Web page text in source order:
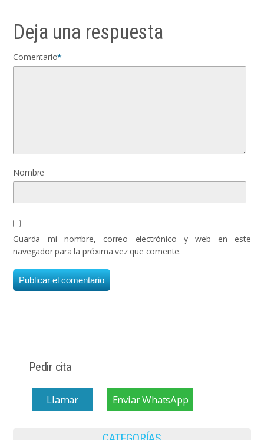
Deja una respuesta
Comentario*
Nombre
Guarda mi nombre, correo electrónico y web en este
navegador para la próxima vez que comente.
Pedir cita
Llamar Enviar WhatsApp